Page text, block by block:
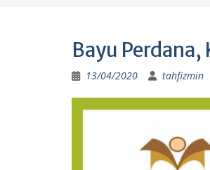
Bayu
13/04/2020 tahfizmin